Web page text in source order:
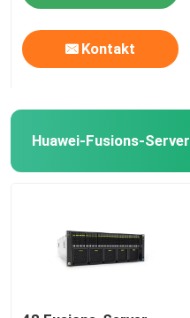
Kontakt
Huawei-Fusions-Server